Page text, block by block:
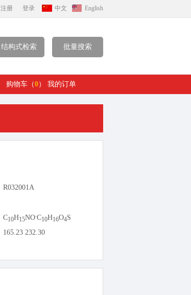
注册 登录 中文 English
结构式检索 批量搜索
购物车（0） 我的订单
R032001A
C10H15NO.C10H16O4S
165.23 232.30